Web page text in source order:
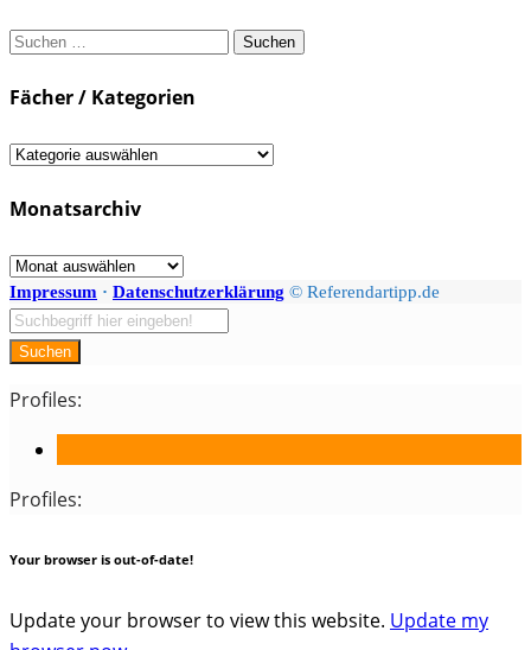
Suchen
Fächer / Kategorien
Fächer
Kategorien
Monatsarchiv
Monatsarchiv
Impressum · Datenschutzerklärung © Referendartipp.de
Suchen
Profiles:
Profiles:
Your browser is out-of-date!
Update your browser to view this website. Update my